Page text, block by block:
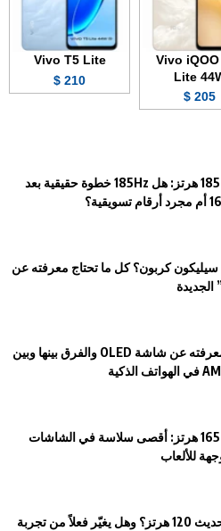
Vivo iQOO
Lite
205 $
Vivo T5 Lite
210 $
معدل تحديث 185 هرتز: هل 185Hz خطوة حقيقية بعد
سيليكون كربون؟ كل ما تحتاج معرفته عن
الجديدة
كل ما تحتاج معرفته عن شاشة OLED والفرق بينها وبين
معدل تحديث 165 هرتز: أقصى سلاسة في الشاشات
للألعاب
ما هو معدل تحديث 120 هرتز؟ وهل يغيّر فعلاً من تجربة